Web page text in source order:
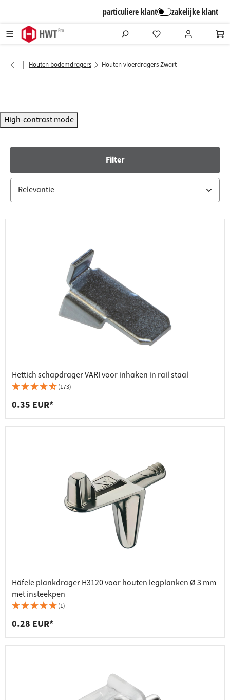
particuliere klant zakelijke klant
| Houten bodemdragers Houten vloerdragers Zwart
High-contrast mode
Filter
Hettich schapdrager VARI voor inhaken in rail staal
(173)
0.35 EUR*
Häfele plankdrager H3120 voor houten legplanken Ø 3 mm
met insteekpen
(1)
0.28 EUR*